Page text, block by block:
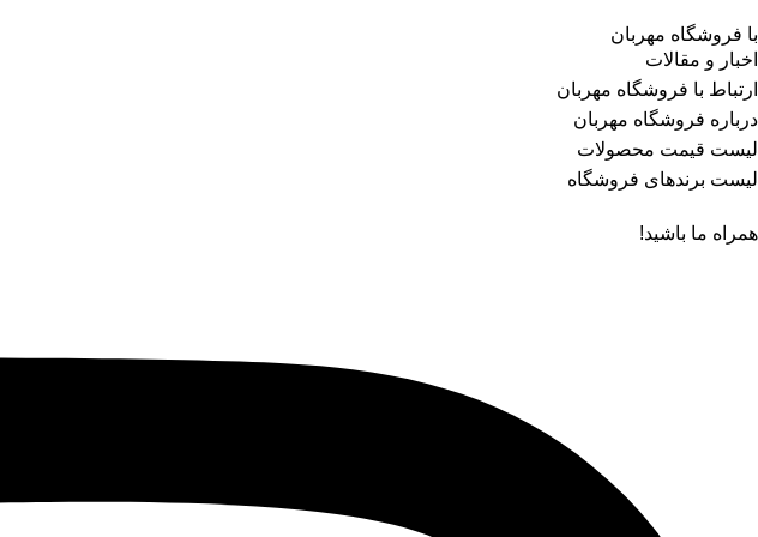
با فروشگاه مهربان
اخبار و مقالات
ارتباط با فروشگاه مهربان
درباره فروشگاه مهربان
لیست قیمت محصولات
لیست برندهای فروشگاه
همراه ما باشید!